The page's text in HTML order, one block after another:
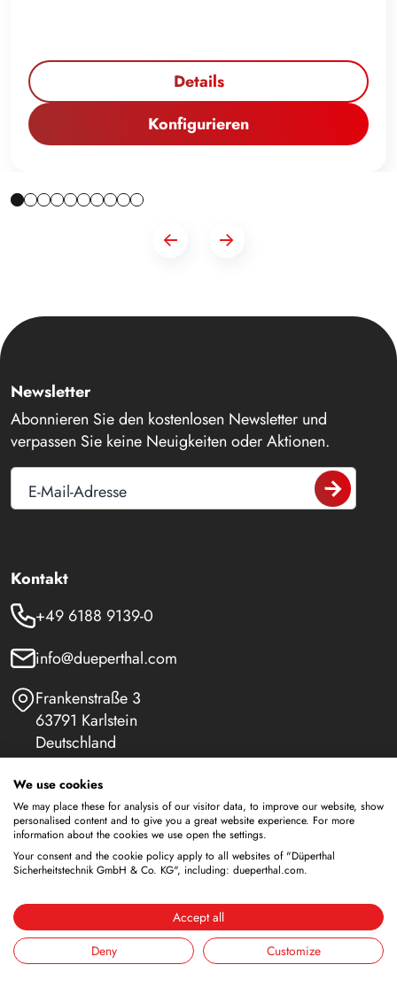
Details
Konfigurieren
Newsletter
Abonnieren Sie den kostenlosen Newsletter und
verpassen Sie keine Neuigkeiten oder Aktionen.
E-Mail-Adresse
Kontakt
+49 6188 9139-0
info@dueperthal.com
Frankenstraße 3
63791 Karlstein
Deutschland
Social Media
LinkedIn
Youtube
Sicherheitsschränke
Lagerung von brennbaren Flüssigkeiten
We use cookies
We may place these for analysis of our visitor data, to improve our website, show
personalised content and to give you a great website experience. For more
information about the cookies we use open the settings.
Your consent and the cookie policy apply to all websites of "Düperthal
Sicherheitstechnik GmbH & Co. KG", including: dueperthal.com.
Accept all
Deny
Customize